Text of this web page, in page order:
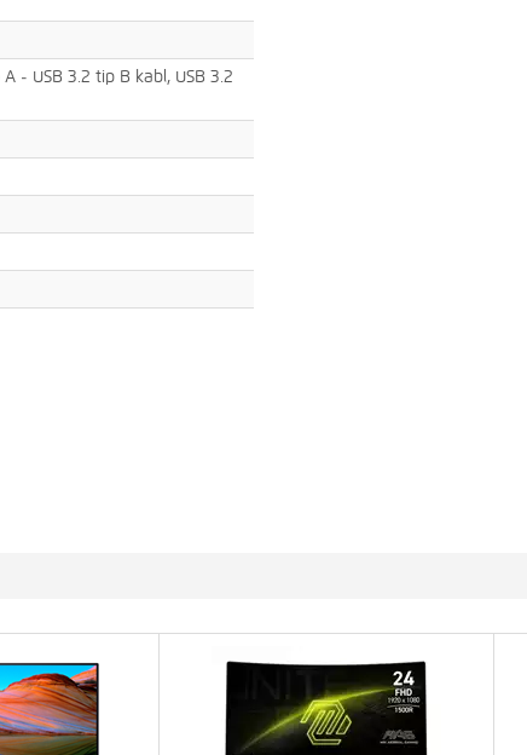
- USB 3.2 tip B kabl, USB 3.2